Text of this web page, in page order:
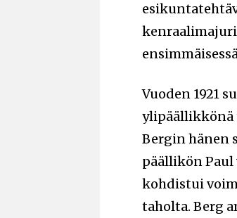
Vuoden 1921
ylipäällikkönä
Bergin hänen
päällikön
kohdistui
taholta. Berg